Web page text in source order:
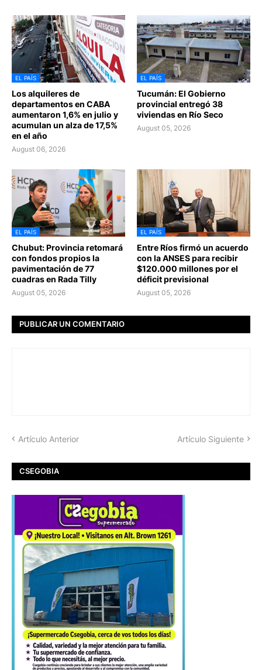
EL PAÍS
Los alquileres de
departamentos en CABA
aumentaron 1,6% en julio y
acumulan un alza de 17,5%
en el año
August 06, 2026
EL PAÍS
Tucumán: El Gobierno
provincial entregó 38
viviendas en Río Seco
August 05, 2026
EL PAÍS
Chubut: Provincia retomará
con fondos propios la
pavimentación de 77
cuadras en Rada Tilly
August 05, 2026
EL PAÍS
Entre Ríos firmó un acuerdo
con la ANSES para recibir
$120.000 millones por el
déficit previsional
August 05, 2026
PUBLICAR UN COMENTARIO
Artículo Anterior Artículo Siguiente
CSEGOBIA